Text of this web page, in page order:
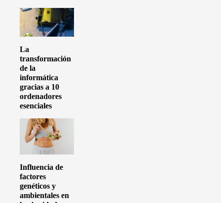
La
transformación
de la
informática
gracias a 10
ordenadores
esenciales
Influencia de
factores
genéticos y
ambientales en